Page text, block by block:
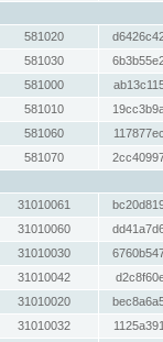
581020
581030
581000
581010
581060
581070
31010061
31010060
31010030
31010042
31010020
31010032